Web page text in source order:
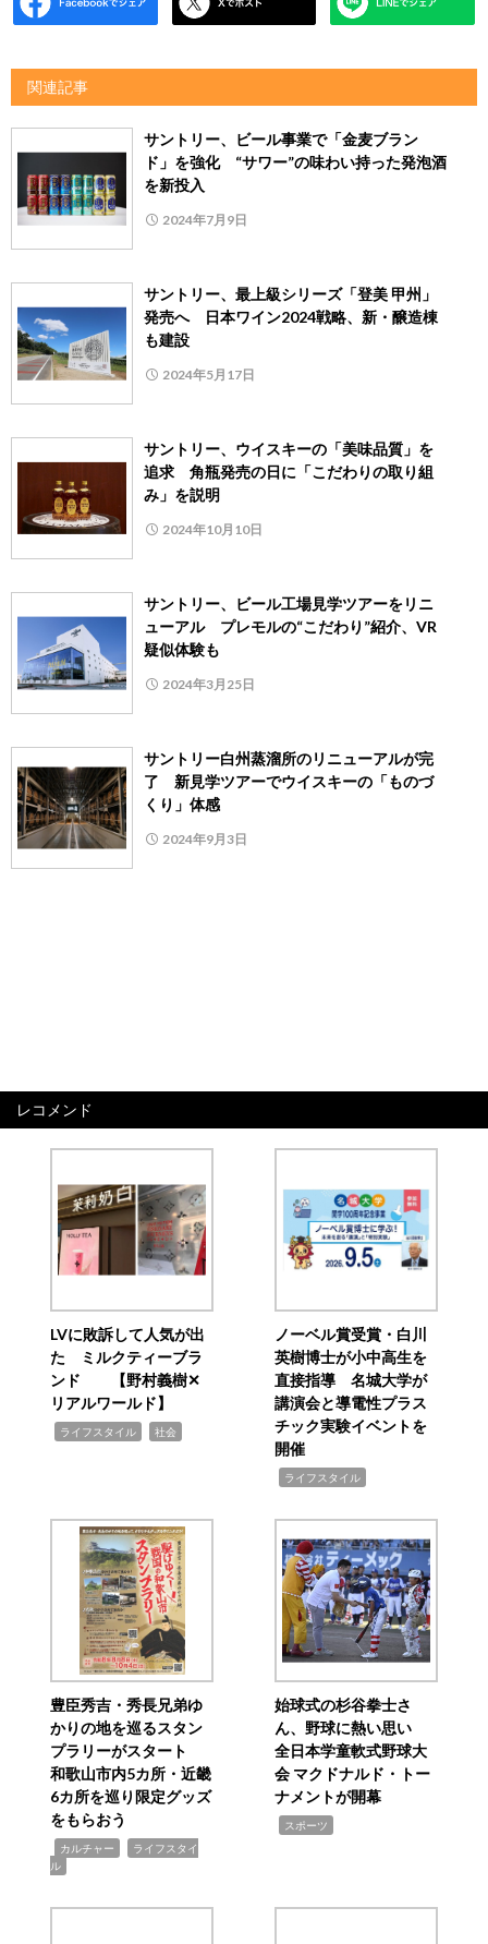
関連記事
サントリー、ビール事業で「金麦ブラン
ド」を強化 “サワー”の味わい持った発泡酒
を新投入
2024年7月9日
サントリー、最上級シリーズ「登美 甲州」
発売へ 日本ワイン2024戦略、新・醸造棟
も建設
2024年5月17日
サントリー、ウイスキーの「美味品質」を
追求 角瓶発売の日に「こだわりの取り組
み」を説明
2024年10月10日
サントリー、ビール工場見学ツアーをリニ
ューアル プレモルの“こだわり”紹介、VR
疑似体験も
2024年3月25日
サントリー白州蒸溜所のリニューアルが完
了 新見学ツアーでウイスキーの「ものづ
くり」体感
2024年9月3日
レコメンド
LVに敗訴して人気が出
た ミルクティーブラ
ンド 【野村義樹✕
リアルワールド】
ライフスタイル 社会
ノーベル賞受賞・白川
英樹博士が小中高生を
直接指導 名城大学が
講演会と導電性プラス
チック実験イベントを
開催
ライフスタイル
豊臣秀吉・秀長兄弟ゆ
かりの地を巡るスタン
プラリーがスタート
和歌山市内5カ所・近畿
6カ所を巡り限定グッズ
をもらおう
カルチャー
ライフスタイ
ル
始球式の杉谷拳士さ
ん、野球に熱い思い
全日本学童軟式野球大
会 マクドナルド・トー
ナメントが開幕
スポーツ